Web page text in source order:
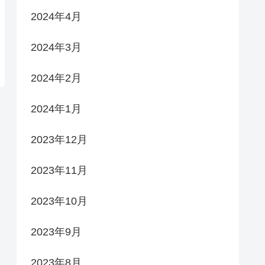
2024年4月
2024年3月
2024年2月
2024年1月
2023年12月
2023年11月
2023年10月
2023年9月